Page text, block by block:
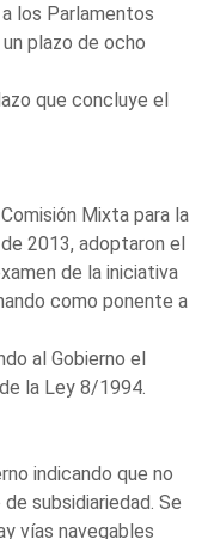
los Parlamentos
plazo de ocho
que concluye el
Mixta para la
2013, adoptaron el
de la iniciativa
como ponente a
al Gobierno el
la Ley 8/1994.
indicando que no
subsidiariedad. Se
vías navegables